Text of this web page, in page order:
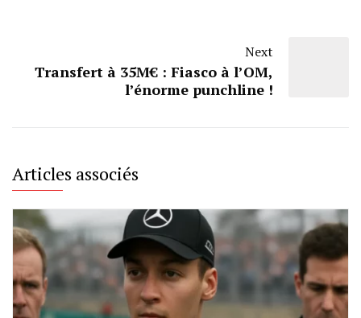
Next
Transfert à 35M€ : Fiasco à l’OM,
l’énorme punchline !
Articles associés